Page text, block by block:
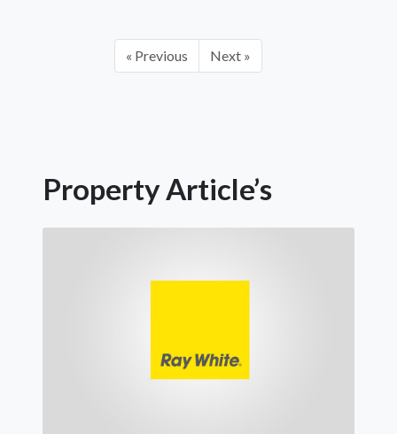
« Previous Next »
Property Article’s